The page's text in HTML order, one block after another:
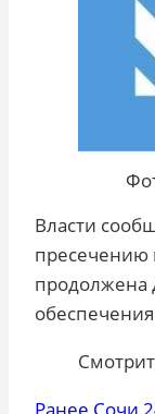
Власти
пресечению
продолжена